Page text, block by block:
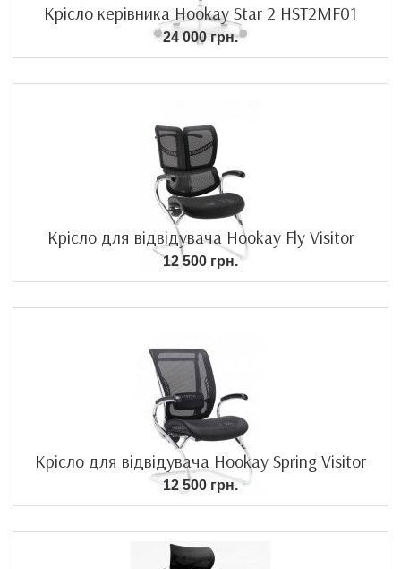
Крісло керівника Hookay Star 2 HST2MF01
24 000 грн.
Крісло для відвідувача Hookay Fly Visitor
12 500 грн.
Крісло для відвідувача Hookay Spring Visitor
12 500 грн.